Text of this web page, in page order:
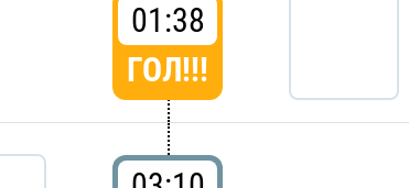
01:38
ГОЛ!!!